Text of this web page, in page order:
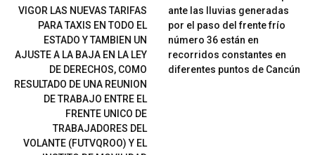
VIGOR LAS NUEVAS TARIFAS
PARA TAXIS EN TODO EL
ESTADO Y TAMBIEN UN
AJUSTE A LA BAJA EN LA LEY
DE DERECHOS, COMO
RESULTADO DE UNA REUNION
DE TRABAJO ENTRE EL
FRENTE UNICO DE
TRABAJADORES DEL
VOLANTE (FUTVQROO) Y EL
ante las lluvias generadas
por el paso del frente frío
número 36 están en
recorridos constantes en
diferentes puntos de Cancún